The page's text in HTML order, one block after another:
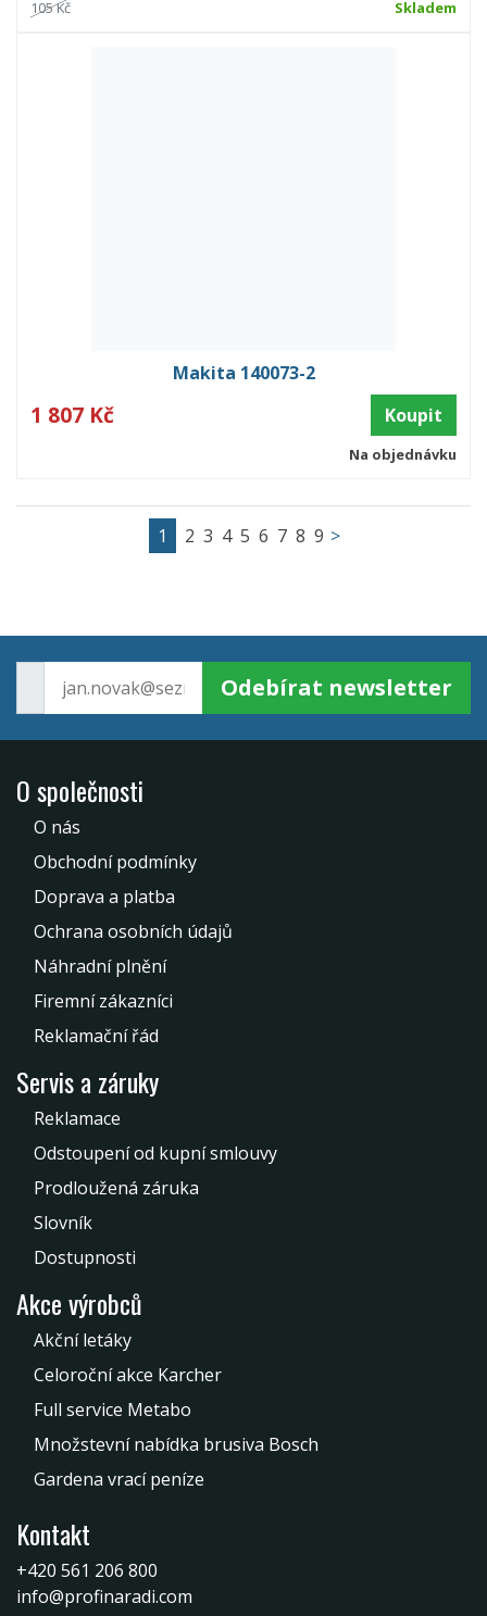
105 Kč Skladem
Makita 140073-2
1 807 Kč Koupit
Na objednávku
1 2 3 4 5 6 7 8 9 >
Odebírat newsletter
O společnosti
O nás
Obchodní podmínky
Doprava a platba
Ochrana osobních údajů
Náhradní plnění
Firemní zákazníci
Reklamační řád
Servis a záruky
Reklamace
Odstoupení od kupní smlouvy
Prodloužená záruka
Slovník
Dostupnosti
Akce výrobců
Akční letáky
Celoroční akce Karcher
Full service Metabo
Množstevní nabídka brusiva Bosch
Gardena vrací peníze
Kontakt
+420 561 206 800
info@profinaradi.com